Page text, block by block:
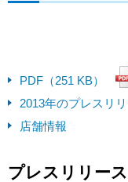
PDF（251 KB）
2013年のプレスリ
店舗情報
プレスリリー